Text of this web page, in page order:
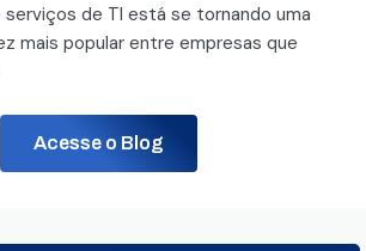
de TI está se tornando uma
mais popular entre empresas que
Acesse o Blog